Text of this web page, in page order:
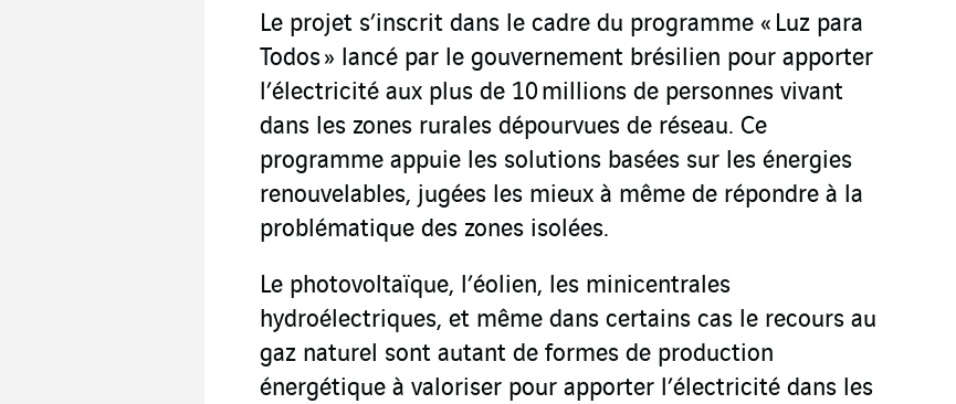
Le projet s’inscrit dans le cadre du programme « Luz para
Todos » lancé par le gouvernement brésilien pour apporter
l’électricité aux plus de 10 millions de personnes vivant
dans les zones rurales dépourvues de réseau. Ce
programme appuie les solutions basées sur les énergies
renouvelables, jugées les mieux à même de répondre à la
problématique des zones isolées.
Le photovoltaïque, l’éolien, les minicentrales
hydroélectriques, et même dans certains cas le recours au
gaz naturel sont autant de formes de production
énergétique à valoriser pour apporter l’électricité dans les